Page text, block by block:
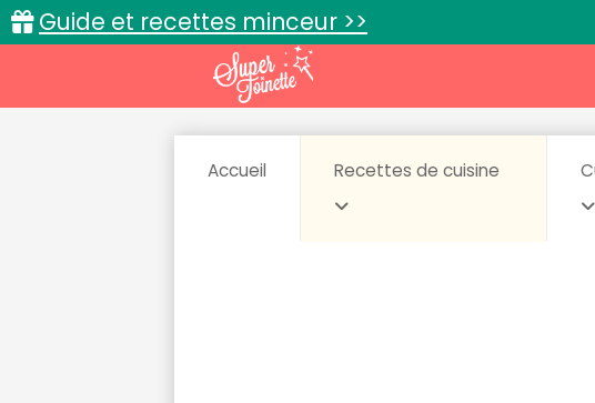
Guide et recettes minceur >>
Accueil Recettes de cuisine